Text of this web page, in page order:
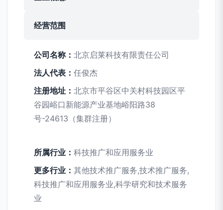
经营范围
公司名称： 北京启莱科技有限责任公司
法人代表： 任俊杰
注册地址： 北京市平谷区中关村科技园区平
谷园峪口新能源产业基地峪阳路38
号-24613（集群注册）
所属行业： 科技推广和应用服务业
更多行业： 其他技术推广服务,技术推广服务,
科技推广和应用服务业,科学研究和技术服务
业